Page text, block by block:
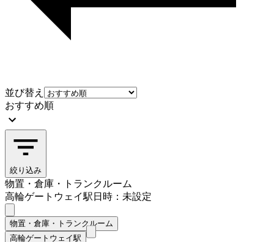
並び替え
おすすめ順
絞り込み
物置・倉庫・トランクルーム
高輪ゲートウェイ駅日時：未設定
物置・倉庫・トランクルーム
高輪ゲートウェイ駅